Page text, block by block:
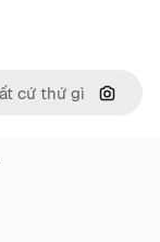
Tìm